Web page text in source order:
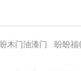
木门油漆门 盼盼福